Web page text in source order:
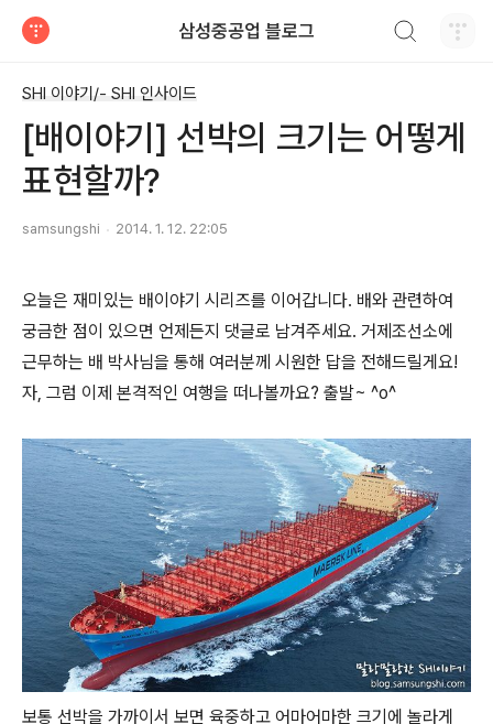
삼성중공업 블로그
SHI 이야기/- SHI 인사이드
[배이야기] 선박의 크기는 어떻게
표현할까?
samsungshi 2014. 1. 12. 22:05
오늘은 재미있는 배이야기 시리즈를 이어갑니다. 배와 관련하여
궁금한 점이 있으면 언제든지 댓글로 남겨주세요. 거제조선소에
근무하는 배 박사님을 통해 여러분께 시원한 답을 전해드릴게요!
자, 그럼 이제 본격적인 여행을 떠나볼까요? 출발~ ^o^
보통 선박을 가까이서 보면 육중하고 어마어마한 크기에 놀라게